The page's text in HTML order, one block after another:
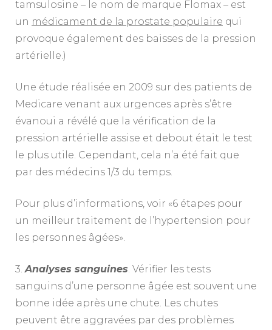
tamsulosine – le nom de marque Flomax – est
un médicament de la prostate populaire qui
provoque également des baisses de la pression
artérielle.)
Une étude réalisée en 2009 sur des patients de
Medicare venant aux urgences après s’être
évanoui a révélé que la vérification de la
pression artérielle assise et debout était le test
le plus utile. Cependant, cela n’a été fait que
par des médecins 1/3 du temps.
Pour plus d’informations, voir «6 étapes pour
un meilleur traitement de l’hypertension pour
les personnes âgées».
3.Analyses sanguines. Vérifier les tests
sanguins d’une personne âgée est souvent une
bonne idée après une chute. Les chutes
peuvent être aggravées par des problèmes